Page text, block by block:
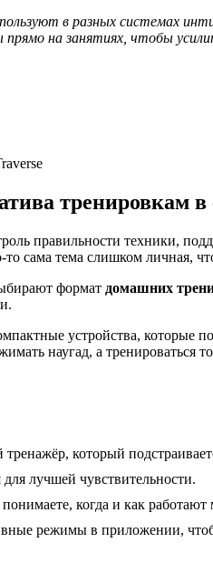
в разных системах
на занятиях, чтобы
тренировкам в
правильности техники,
сама тема слишком личная,
формат домашних
устройства, которые
наугад, а тренироваться
который
лучшей чувствительности.
когда и как
режимы в приложении,